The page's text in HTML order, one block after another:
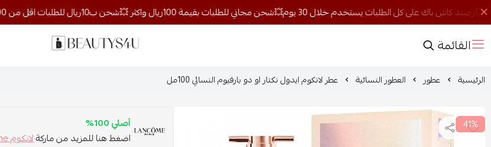
القائمة روائح الجمال
الرئيسية عطور العطور النسائية عطر لانكوم ايدول نكتار او دو بارفيوم النسائي 100مل
41%
أصلي 100%
اضغط هنا للمزيد من ماركةلانكوم lancome